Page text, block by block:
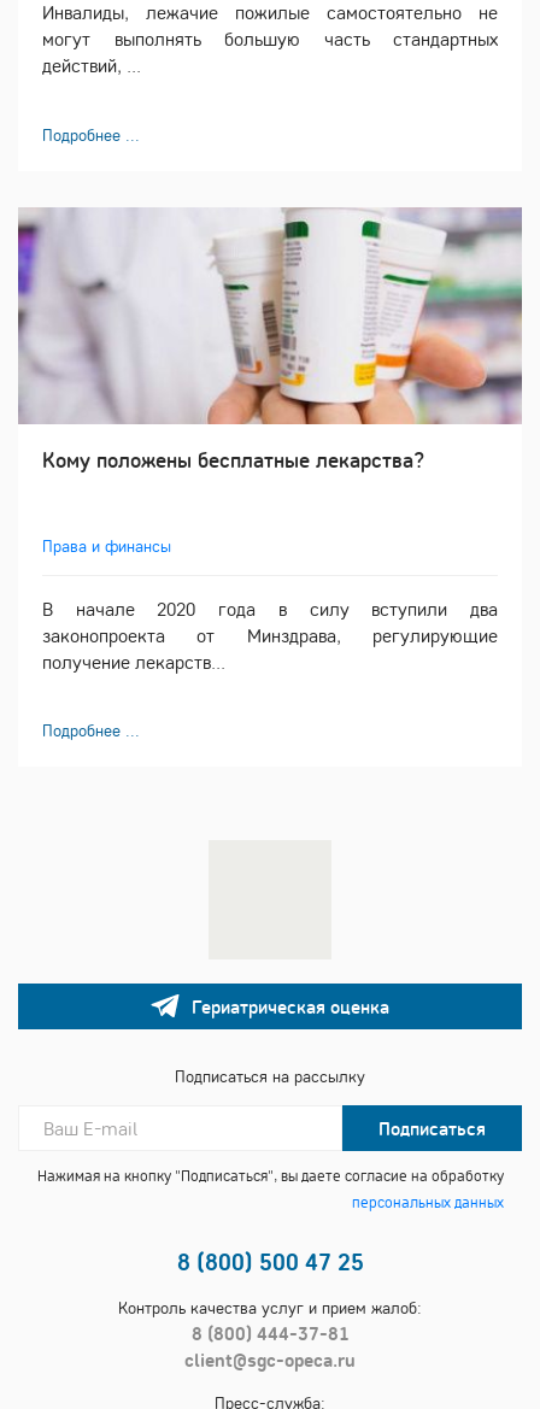
Инвалиды, лежачие пожилые самостоятельно не
могут выполнять большую часть стандартных
действий, ...
Подробнее ...
Кому положены бесплатные лекарства?
Права и финансы
В начале 2020 года в силу вступили два
законопроекта от Минздрава, регулирующие
получение лекарств...
Подробнее ...
Гериатрическая оценка
Подписаться на рассылку
Подписаться
Нажимая на кнопку "Подписаться", вы даете согласие на обработку
персональных данных
8 (800) 500 47 25
Контроль качества услуг и прием жалоб:
8 (800) 444-37-81
client@sgc-opeca.ru
Пресс-служба: